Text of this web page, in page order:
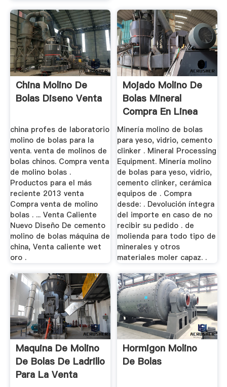
China Molino De
Bolas Diseno Venta
china profes de laboratorio
molino de bolas para la
venta. venta de molinos de
bolas chinos. Compra venta
de molino bolas .
Productos para el más
reciente 2013 venta
Compra venta de molino
bolas . ... Venta Caliente
Nuevo Diseño De cemento
molino de bolas máquina de
china, Venta caliente wet
oro .
Mojado Molino De
Bolas Mineral
Compra En Linea
Caso Del ...
Minería molino de bolas
para yeso, vidrio, cemento
clinker . Mineral Processing
Equipment. Minería molino
de bolas para yeso, vidrio,
cemento clinker, cerámica
equipos de . Compra
desde: . Devolución íntegra
del importe en caso de no
recibir su pedido . de
molienda para todo tipo de
minerales y otros
materiales moler capaz. .
Maquina De Molino
De Bolas De Ladrillo
Para La Venta
Hormigon Molino
De Bolas